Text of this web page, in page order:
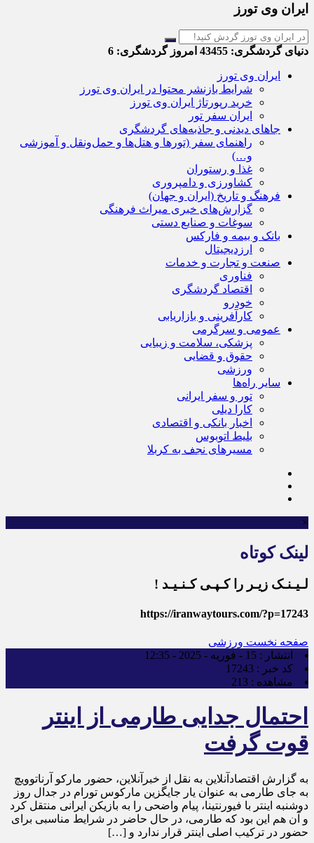
ایران وی تورز
دنیای گردشگری: امروز گردشگری:
ایران وی تورز
شرایط بازنشر محتوا در ایران وی تورز
خرید رپورتاژ ایران وی تورز
ایران سفر تور
جاهای دیدنی و جاذبه‌های گردشگری
راهنمای سفر (تورها و هتل‌ها و حمل‌و‌نقل و آموزشی
و…)
غذا و رستوران
کشاورزی و دامپروری
فرهنگ و تاریخ (ایران و جهان)
گزارش‌های خبری میراث فرهنگی
سوغات و صنایع دستی
بانک و بیمه و فارکس
ارزدیجیتال
صنعت و تجارت و خدمات
فناوری
اقتصاد گردشگری
خودرو
کارآفرینی و بازاریابی
عمومی و سرگرمی
پزشکی، سلامت و زیبایی
حقوق و قضایی
ورزشی
سایر راه‌ها
تور و سفر ایرانی
کارا دیلی
اخبار بانکی و اقتصادی
بلیط اتوبوس
مسیرهای نجف به کربلا
×
لینک کوتاه
لـیـنـک زیـر را کـپـی کـنـیـد !
https://iranwaytours.com/?p=17243
صفحه نخست ورزشی
انتشار : 15 - فوریه - 2025 - 12:35
کد خبر : 17243
مشاهده : 213
احتمال جدایی طارمی از اینتر
قوت گرفت
به گزارش اقتصادآنلاین به نقل از خبرآنلاین، حضور مارکو آرناتوویچ
به جای طارمی به عنوان یار جایگزین مارکوس تورام در جدال روز
دوشنبه اینتر با فیورنتینا، پیام واضحی را به بازیکن ایرانی منتقل کرد
و آن هم این بود که طارمی، در حال حاضر در شرایط مناسبی برای
حضور در ترکیب اصلی اینتر قرار ندارد و […]